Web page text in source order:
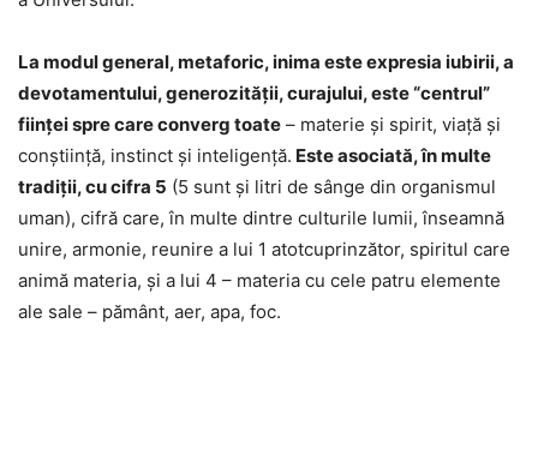
La modul general, metaforic, inima este expresia iubirii, a
devotamentului, generozităţii, curajului, este “centrul”
fiinţei spre care converg toate – materie şi spirit, viaţă şi
conştiinţă, instinct şi inteligenţă. Este asociată, în multe
tradiţii, cu cifra 5 (5 sunt şi litri de sânge din organismul
uman), cifră care, în multe dintre culturile lumii, înseamnă
unire, armonie, reunire a lui 1 atotcuprinzător, spiritul care
animă materia, şi a lui 4 – materia cu cele patru elemente
ale sale – pământ, aer, apa, foc.